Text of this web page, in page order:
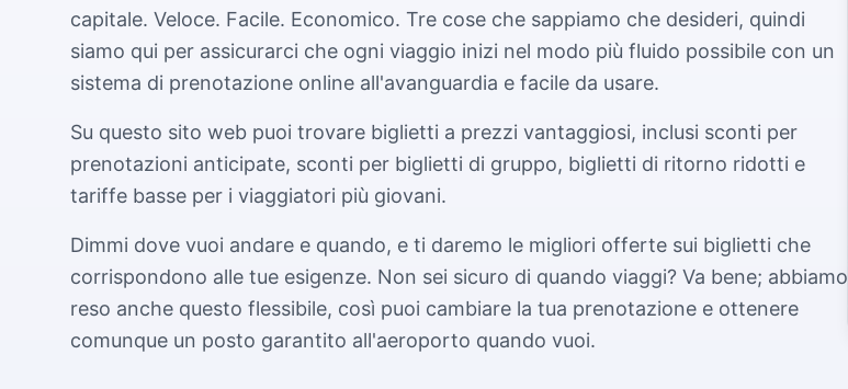
capitale. Veloce. Facile. Economico. Tre cose che sappiamo che desideri, quindi
siamo qui per assicurarci che ogni viaggio inizi nel modo più fluido possibile con un
sistema di prenotazione online all'avanguardia e facile da usare.
Su questo sito web puoi trovare biglietti a prezzi vantaggiosi, inclusi sconti per
prenotazioni anticipate, sconti per biglietti di gruppo, biglietti di ritorno ridotti e
tariffe basse per i viaggiatori più giovani.
Dimmi dove vuoi andare e quando, e ti daremo le migliori offerte sui biglietti che
corrispondono alle tue esigenze. Non sei sicuro di quando viaggi? Va bene; abbiamo
reso anche questo flessibile, così puoi cambiare la tua prenotazione e ottenere
comunque un posto garantito all'aeroporto quando vuoi.